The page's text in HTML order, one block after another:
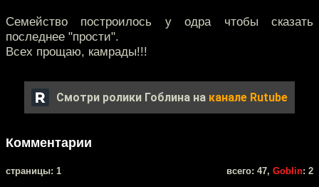
Семейство построилось у одра чтобы сказать
последнее "прости".
Всех прощаю, камрады!!!
Смотри ролики Гоблина на канале Rutube
Комментарии
cтраницы: 1 всего: 47, Goblin: 2